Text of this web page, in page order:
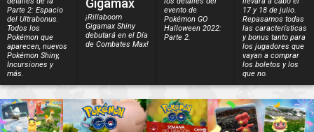
Parte 2: Espacio
del Ultrabonus.
Todos los
Pokémon que
aparecen, nuevos
Pokémon Shiny,
Incursiones y
más.
Gigamax
¡Rillaboom
Gigamax Shiny
debutará en el Día
de Combates Max!
evento de
Pokémon GO
Halloween 2022:
Parte 2.
17 y 18 de julio.
Repasamos todas
las características
y bonus tanto para
los jugadores que
vayan a comprar
los boletos y los
que no.